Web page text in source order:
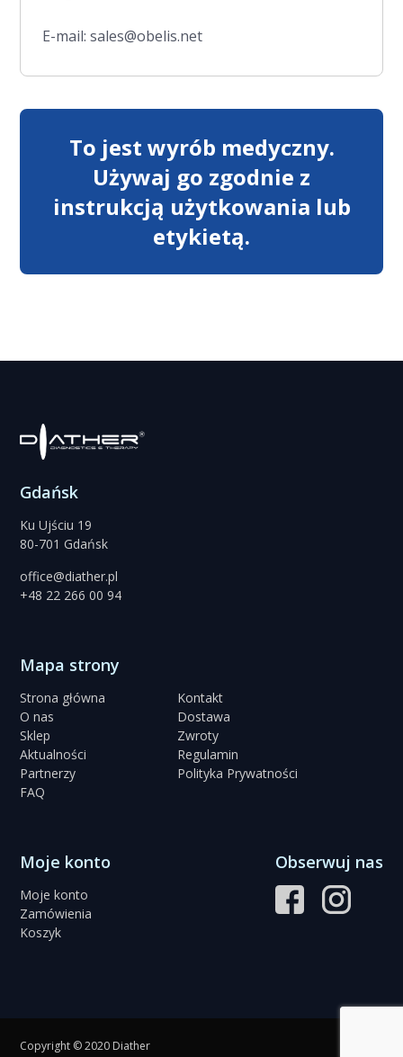
E-mail: sales@obelis.net
To jest wyrób medyczny.
Używaj go zgodnie z
instrukcją użytkowania lub
etykietą.
Gdańsk
Ku Ujściu 19
80-701 Gdańsk
office@diather.pl
+48 22 266 00 94
Mapa strony
Strona główna
O nas
Sklep
Aktualności
Partnerzy
FAQ
Kontakt
Dostawa
Zwroty
Regulamin
Polityka Prywatności
Moje konto
Moje konto
Zamówienia
Koszyk
Obserwuj nas
Copyright © 2020 Diather